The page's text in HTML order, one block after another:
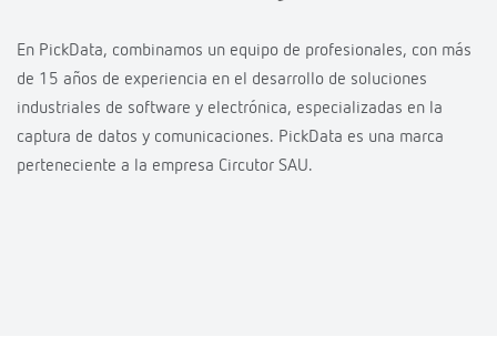
En PickData, combinamos un equipo de profesionales, con más
de 15 años de experiencia en el desarrollo de soluciones
industriales de software y electrónica, especializadas en la
captura de datos y comunicaciones. PickData es una marca
perteneciente a la empresa Circutor SAU.